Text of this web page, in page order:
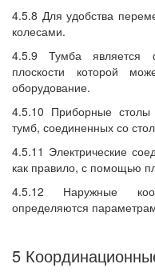
4.5.8 Для удобства
колесами.
4.5.9 Тумба является
плоскости которой
оборудование.
4.5.10 Приборные столы
тумб, соединенных со
4.5.11 Электрические
как правило, с помощью
4.5.12 Наружные
определяются
5